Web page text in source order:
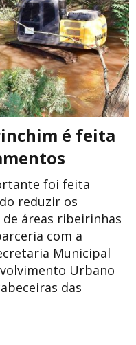
é feita
foi feita
reduzir os
áreas ribeirinhas
com a
Municipal
Urbano
das